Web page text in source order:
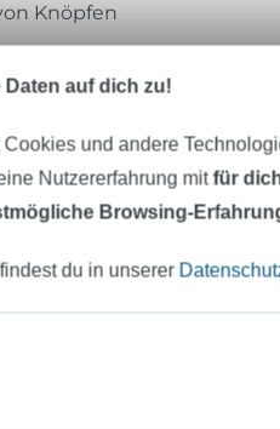
Knöpfen
Universalnadel NM 70 – 90
| Nm 65/2
auf dich zu!
Cookies und andere
Nutzererfahrung mitfür
Browsing-
du in unserer